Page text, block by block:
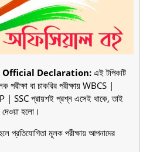
| Official Declaration: এই টপিকটি
বা চাকরির পরীক্ষায় WBCS |
প্রায়শই প্রশ্ন এসেই থাকে, তাই
দেওয়া হলো।
প্রতিযোগিতা মূলক পরীক্ষায় আপনাদের